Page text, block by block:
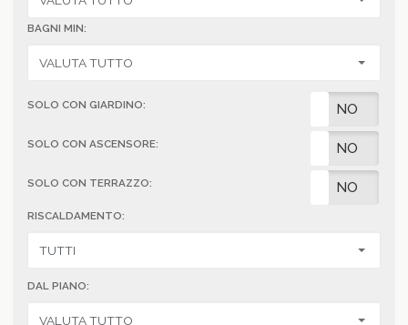
BAGNI MIN:
SOLO CON GIARDINO: NO
SOLO CON ASCENSORE: NO
SOLO CON TERRAZZO: NO
RISCALDAMENTO:
DAL PIANO: